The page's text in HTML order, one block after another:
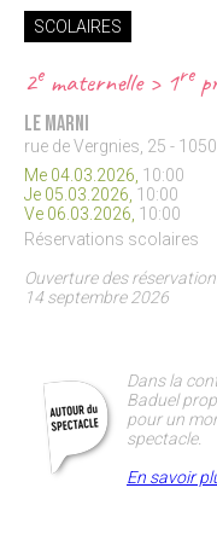
SCOLAIRES
2ematernelle > 1re
Le Marni
rue de Vergnies, 25 - 1050
Me 04.03.2026, 10:00
Je 05.03.2026, 10:00
Ve 06.03.2026, 10:00
Réservations scolaires
Ouverture des
14 septembre 2026
Dans la
Baduel
pour un
spectacle.
En savoir